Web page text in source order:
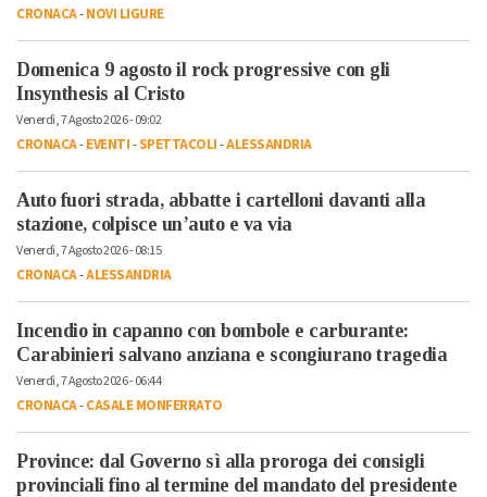
CRONACA-NOVI LIGURE
Domenica 9 agosto il rock progressive con gli
Insynthesis al Cristo
Venerdì, 7 Agosto 2026 - 09:02
CRONACA-EVENTI-SPETTACOLI-ALESSANDRIA
Auto fuori strada, abbatte i cartelloni davanti alla
stazione, colpisce un’auto e va via
Venerdì, 7 Agosto 2026 - 08:15
CRONACA-ALESSANDRIA
Incendio in capanno con bombole e carburante:
Carabinieri salvano anziana e scongiurano tragedia
Venerdì, 7 Agosto 2026 - 06:44
CRONACA-CASALE MONFERRATO
Province: dal Governo sì alla proroga dei consigli
provinciali fino al termine del mandato del presidente